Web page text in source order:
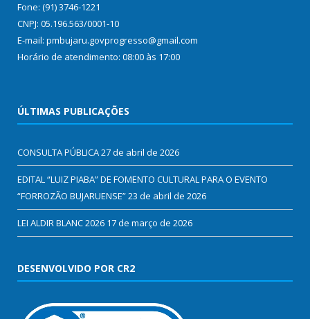
Fone: (91) 3746-1221
CNPJ: 05.196.563/0001-10
E-mail: pmbujaru.govprogresso@gmail.com
Horário de atendimento: 08:00 às 17:00
ÚLTIMAS PUBLICAÇÕES
CONSULTA PÚBLICA27 de abril de 2026
EDITAL “LUIZ PIABA” DE FOMENTO CULTURAL PARA O EVENTO
“FORROZÃO BUJARUENSE”23 de abril de 2026
LEI ALDIR BLANC 2026 17 de março de 2026
DESENVOLVIDO POR CR2